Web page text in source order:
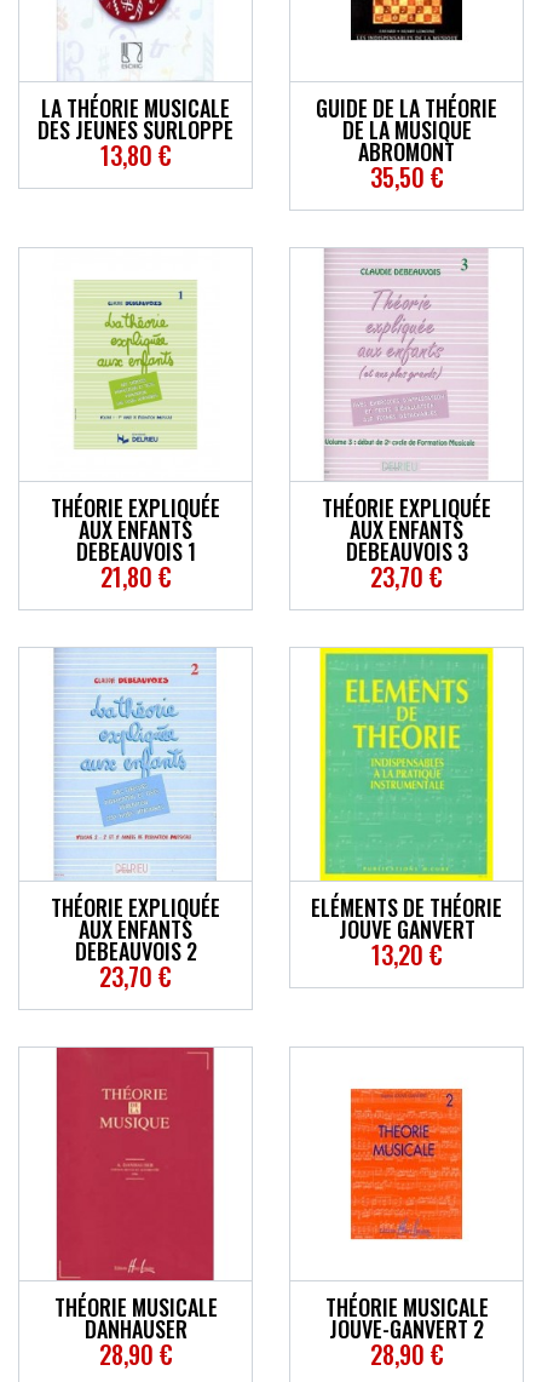
LA THÉORIE MUSICALE
DES JEUNES SURLOPPE
13,80 €
GUIDE DE LA THÉORIE
DE LA MUSIQUE
ABROMONT
35,50 €
THÉORIE EXPLIQUÉE
AUX ENFANTS
DEBEAUVOIS 1
21,80 €
THÉORIE EXPLIQUÉE
AUX ENFANTS
DEBEAUVOIS 3
23,70 €
THÉORIE EXPLIQUÉE
AUX ENFANTS
DEBEAUVOIS 2
23,70 €
ELÉMENTS DE THÉORIE
JOUVE GANVERT
13,20 €
THÉORIE MUSICALE
DANHAUSER
28,90 €
THÉORIE MUSICALE
JOUVE-GANVERT 2
28,90 €
EFFETS
AUTRES INSTRUMENTS
PROMOTIONS